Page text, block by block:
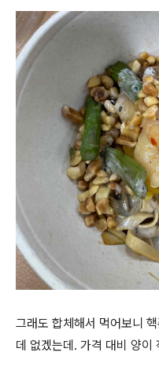
그래도 합체해서 먹어보니
데 없겠는데. 가격 대비 양이